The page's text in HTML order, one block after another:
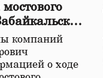
мостового
компаний
о ходе